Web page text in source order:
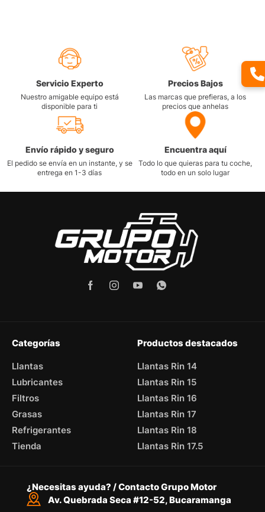
Servicio Experto
Nuestro amigable equipo está
disponible para ti
Precios Bajos
Las marcas que prefieras, a los
precios que anhelas
Envío rápido y seguro
El pedido se envía en un instante, y se
entrega en 1-3 días
Encuentra aquí
Todo lo que quieras para tu coche,
todo en un solo lugar
Categorías
Llantas
Lubricantes
Filtros
Grasas
Refrigerantes
Tienda
Productos destacados
Llantas Rin 14
Llantas Rin 15
Llantas Rin 16
Llantas Rin 17
Llantas Rin 18
Llantas Rin 17.5
¿Necesitas ayuda? / Contacto Grupo Motor
Av. Quebrada Seca #12-52, Bucaramanga